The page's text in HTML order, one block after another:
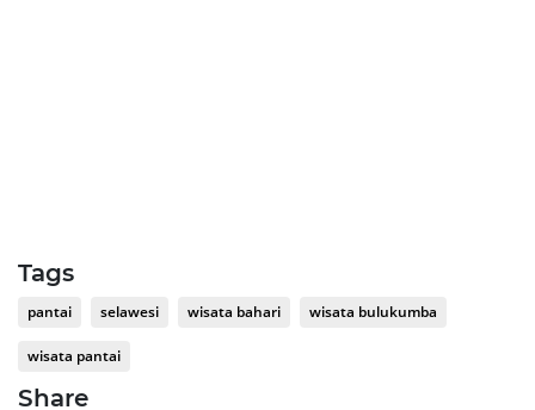
Tags
pantai selawesi wisata bahari wisata bulukumba
wisata pantai
Share